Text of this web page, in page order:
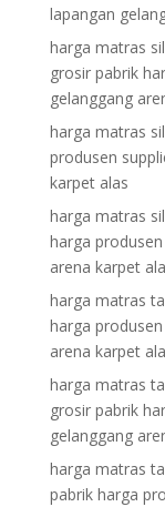
lapangan
harga matras
grosir pabrik
gelanggang
harga matras
produsen
karpet alas
harga matras
harga
arena karpet
harga matras
harga
arena karpet
harga matras
grosir pabrik
gelanggang
harga matras
pabrik harga